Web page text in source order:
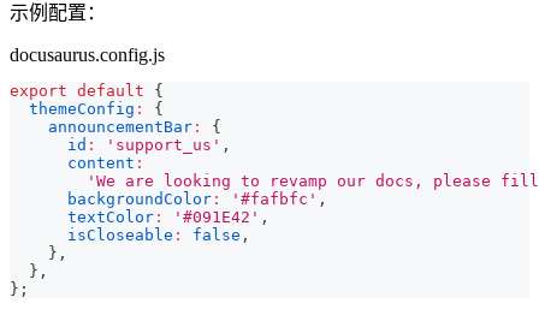
示例配置：
docusaurus.config.js
export default
{
themeConfig :
{
announcementBar :
{
id : 'support_us' ,
content :
'We are looking to revamp our docs, please
backgroundColor : '#fafbfc' ,
textColor : '#091E42' ,
isCloseable : false ,
} ,
} ,
} ;